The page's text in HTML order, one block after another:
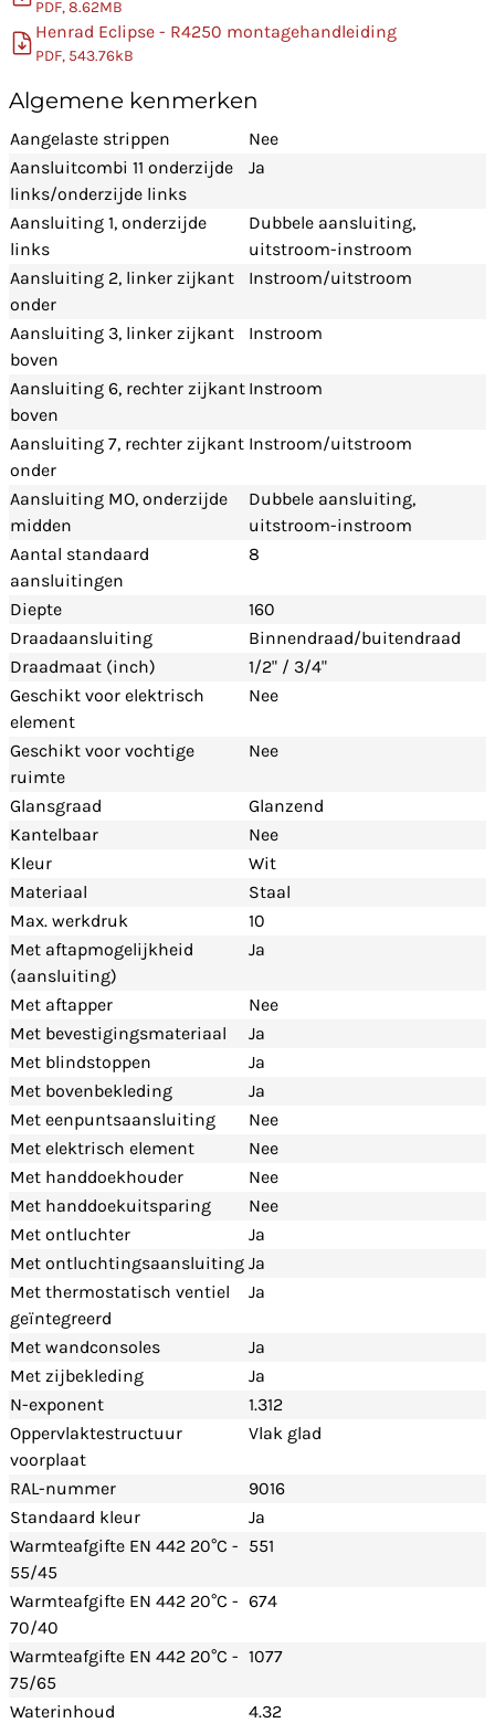
PDF, 8.62MB
Henrad Eclipse - R4250 montagehandleiding
PDF, 543.76kB
Algemene kenmerken
Aangelaste strippen
Nee
Aansluitcombi 11 onderzijde
links/onderzijde links
Ja
Aansluiting 1, onderzijde
links
Dubbele aansluiting,
uitstroom-instroom
Aansluiting 2, linker zijkant
onder
Instroom/uitstroom
Aansluiting 3, linker zijkant
boven
Instroom
Aansluiting 6, rechter zijkant
boven
Instroom
Aansluiting 7, rechter zijkant
onder
Instroom/uitstroom
Aansluiting MO, onderzijde
midden
Dubbele aansluiting,
uitstroom-instroom
Aantal standaard
aansluitingen
8
Diepte
160
Draadaansluiting
Binnendraad/buitendraad
Draadmaat (inch)
1/2" / 3/4"
Geschikt voor elektrisch
element
Nee
Geschikt voor vochtige
ruimte
Nee
Glansgraad
Glanzend
Kantelbaar
Nee
Kleur
Wit
Materiaal
Staal
Max. werkdruk
10
Met aftapmogelijkheid
(aansluiting)
Ja
Met aftapper
Nee
Met bevestigingsmateriaal
Ja
Met blindstoppen
Ja
Met bovenbekleding
Ja
Met eenpuntsaansluiting
Nee
Met elektrisch element
Nee
Met handdoekhouder
Nee
Met handdoekuitsparing
Nee
Met ontluchter
Ja
Met ontluchtingsaansluiting Ja
Met thermostatisch ventiel
geïntegreerd
Ja
Met wandconsoles
Ja
Met zijbekleding
Ja
N-exponent
1.312
Oppervlaktestructuur
voorplaat
Vlak glad
RAL-nummer
9016
Standaard kleur
Ja
Warmteafgifte EN 442 20°C -
55/45
551
Warmteafgifte EN 442 20°C -
70/40
674
Warmteafgifte EN 442 20°C -
75/65
1077
Waterinhoud
4.32